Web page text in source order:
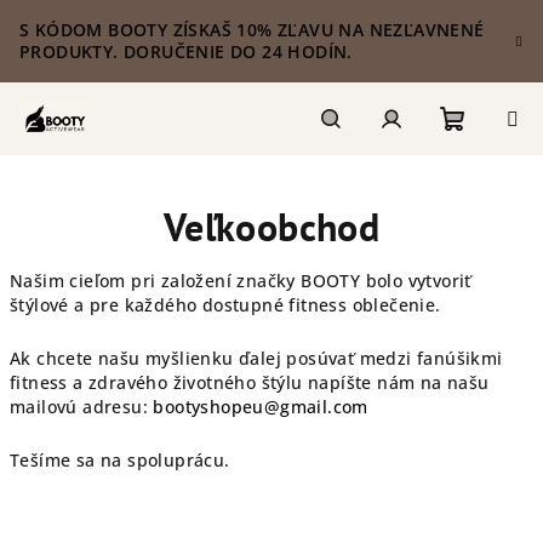
na
obsah
S KÓDOM BOOTY ZÍSKAŠ 10% ZĽAVU NA NEZĽAVNENÉ
PRODUKTY. DORUČENIE DO 24 HODÍN.
Veľkoobchod
Našim cieľom pri založení značky BOOTY bolo vytvoriť
štýlové a pre každého dostupné fitness oblečenie.
Ak chcete našu myšlienku ďalej posúvať medzi fanúšikmi
fitness a zdravého životného štýlu napíšte nám na našu
mailovú adresu: bootyshopeu@gmail.com
Tešíme sa na spoluprácu.